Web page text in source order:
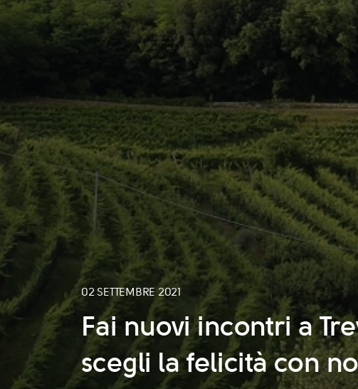
02 SETTEMBRE 2021
Fai nuovi incontri a
scegli la felicità con